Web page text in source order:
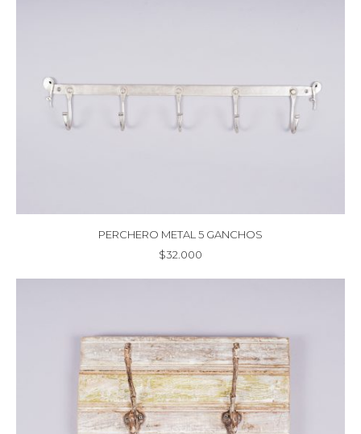
PERCHERO METAL 5 GANCHOS
$32.000